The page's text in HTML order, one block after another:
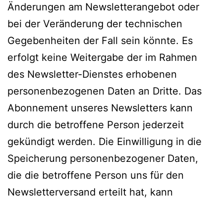
Änderungen am Newsletterangebot oder
bei der Veränderung der technischen
Gegebenheiten der Fall sein könnte. Es
erfolgt keine Weitergabe der im Rahmen
des Newsletter-Dienstes erhobenen
personenbezogenen Daten an Dritte. Das
Abonnement unseres Newsletters kann
durch die betroffene Person jederzeit
gekündigt werden. Die Einwilligung in die
Speicherung personenbezogener Daten,
die die betroffene Person uns für den
Newsletterversand erteilt hat, kann